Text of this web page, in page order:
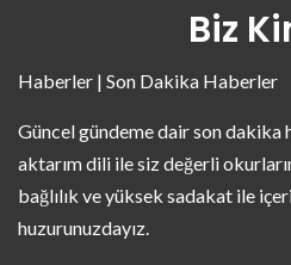
Biz
Haberler | Son Dakika Haberler
Güncel gündeme dair son
aktarım dili ile siz değerli
bağlılık ve yüksek sadakat ile
huzurunuzdayız.